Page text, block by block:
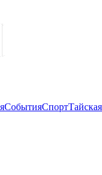
СобытияСпорт